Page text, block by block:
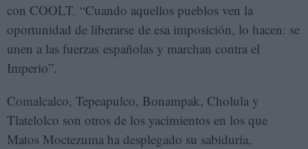
con COOLT. “Cuando aquellos pueblos ven la
oportunidad de liberarse de esa imposición, lo hacen: se
unen a las fuerzas españolas y marchan contra el
Imperio”.
Comalcalco, Tepeapulco, Bonampak, Cholula y
Tlatelolco son otros de los yacimientos en los que
Matos Moctezuma ha desplegado su sabiduría,